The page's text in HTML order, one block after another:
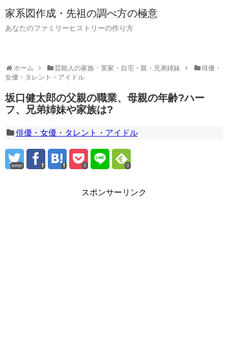
家系図作成・先祖の調べ方の極意
あなたのファミリーヒストリーの作り方
ホーム 芸能人の家族・実家・自宅・親・兄弟姉妹
俳優・
女優・タレント・アイドル
坂口健太郎の父親の職業、母親の年齢?ハー
フ、兄弟姉妹や家族は?
俳優・女優・タレント・アイドル
error 0 0
スポンサーリンク